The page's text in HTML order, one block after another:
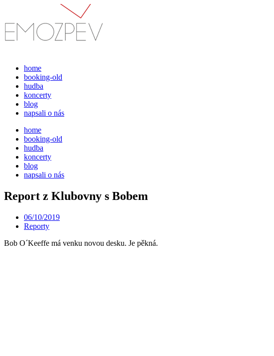
obsahu
home
booking-old
hudba
koncerty
blog
napsali o nás
home
booking-old
hudba
koncerty
blog
napsali o nás
Report z Klubovny s Bobem
06/10/2019
Reporty
Bob O´Keeffe má venku novou desku. Je pěkná.